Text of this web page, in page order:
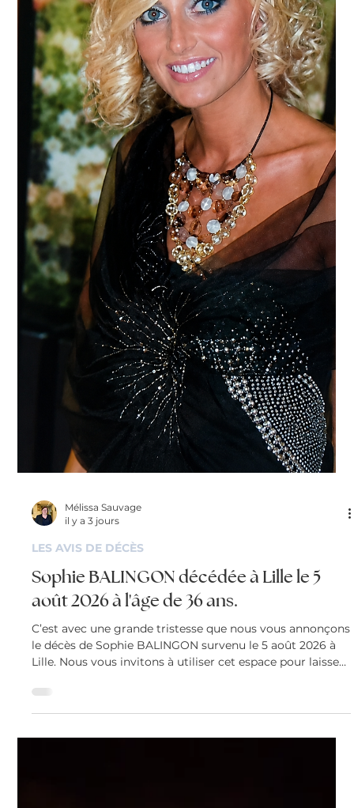
Mélissa Sauvage
LES AVIS DE DÉCÈS
Sophie BALINGON décédée à Lille le 5
août 2026 à l'âge de 36 ans.
C’est avec une grande tristesse que nous vous annonçons
le décès de Sophie BALINGON survenu le 5 août 2026 à